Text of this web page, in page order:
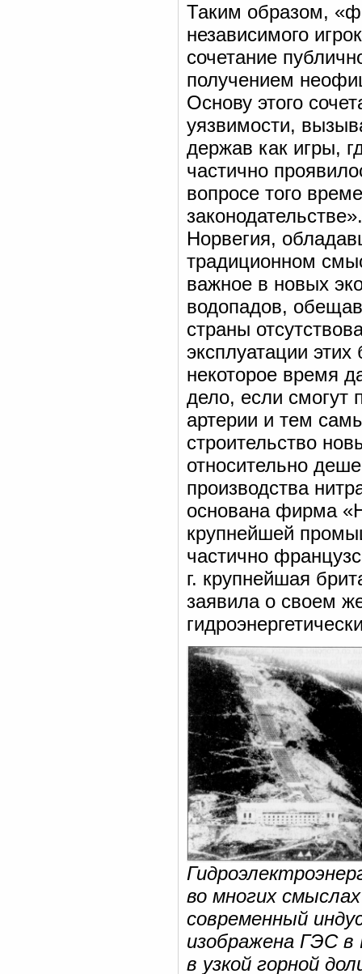
Таким образом,
независимого
сочетание
получением
Основу этого
уязвимости,
держав как игры,
частично
вопросе того
Норвегия,
традиционном
важное в новых
водопадов,
страны
эксплуатации
некоторое время
дело, если смогут
артерии и тем
строительство
относительно
производства
основана фирма
крупнейшей
частично
г. крупнейшая
заявила о своем
во многих
современный
изображена ГЭС в
в узкой горной